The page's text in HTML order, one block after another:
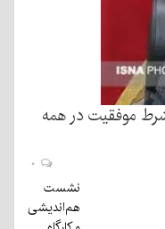
موفقیت در همه
نشست
هم‌اندیشی